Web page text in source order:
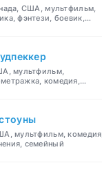
США, мультфильм,
фэнтези, боевик,
мультфильм,
комедия,
мультфильм, комедия,
семейный